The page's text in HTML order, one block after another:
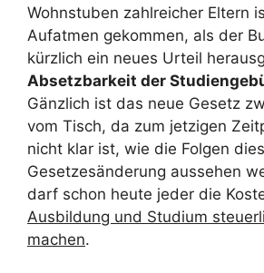
Wohnstuben zahlreicher Eltern
Aufatmen gekommen, als der
kürzlich ein neues Urteil
Absetzbarkeit der
Gänzlich ist das neue Gesetz
vom Tisch, da zum jetzigen
nicht klar ist, wie die Folgen
Gesetzesänderung aussehen
darf schon heute jeder die
Ausbildung und Studium
machen.